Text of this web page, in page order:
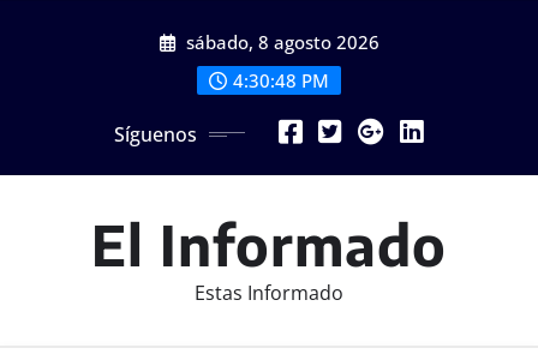
sábado, 8 agosto 2026
4:30:49 PM
Síguenos
El Informado
Estas Informado